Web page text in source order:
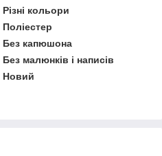
Різні кольори
Поліестер
Без капюшона
Без малюнків і написів
Новий